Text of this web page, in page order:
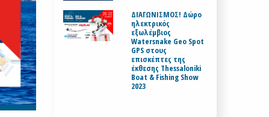
ΔΙΑΓΩΝΙΣΜΟΣ! Δώρο
ηλεκτρικός
εξωλέμβιος
Watersnake Geo Spot
GPS στους
επισκέπτες της
έκθεσης Thessaloniki
Boat & Fishing Show
2023